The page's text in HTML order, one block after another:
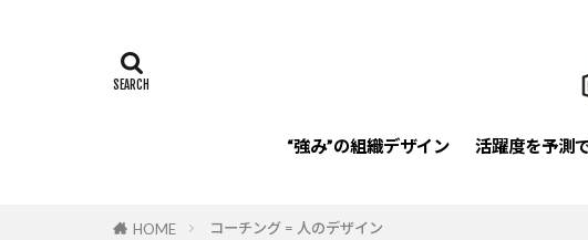
“強み”の組織デザイン 活躍度を予測
HOME コーチング = 人のデザイン